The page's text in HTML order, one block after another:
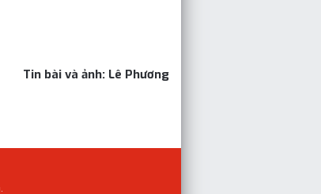
Tin bài và ảnh: Lê Phương